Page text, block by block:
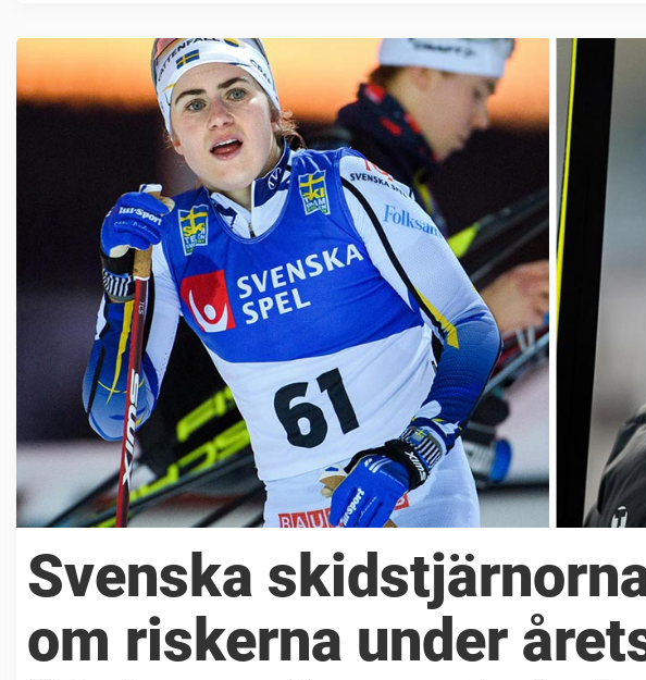
Svenska
om riskerna under